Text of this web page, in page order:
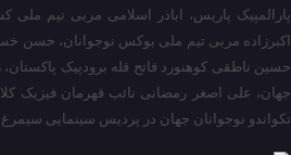
پارالمپیک پاریس، اباذر اسلامی مربی تیم ملی
اکبرزاده مربی تیم ملی بوکس نوجوانان، حسن
حسین ناطقی کوهنورد فاتح قله برودپیک
جهان، علی اصغر رمضانی نائب قهرمان فیزیک
تکواندو نوجوانان جهان در پردیس سینمایی